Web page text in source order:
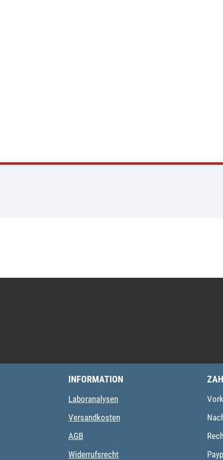
INFORMATION
Laboranalysen
Versandkosten
AGB
Widerrufsrecht